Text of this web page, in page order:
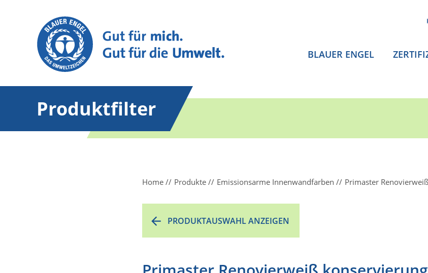
BLAUER ENGEL
Produktfilter
Home Produkte Emissionsarme Innenwandfarben Primaster
PRODUKTAUSWAHL ANZEIGEN